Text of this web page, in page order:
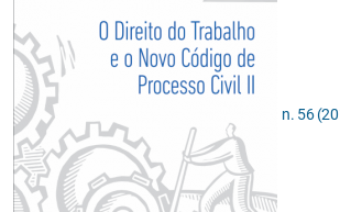
n. 56